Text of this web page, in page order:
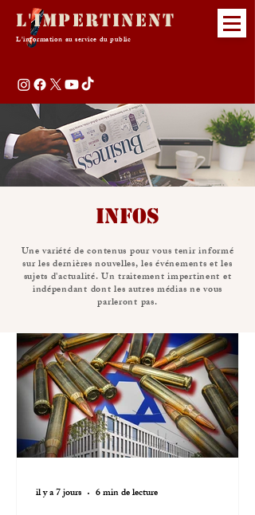
L'Impertinent
L'information au service du public
INFOS
Une variété de contenus pour vous tenir informé
sur les dernières nouvelles, les événements et les
sujets d'actualité. Un traitement impertinent et
indépendant dont les autres médias ne vous
parleront pas.
il y a 7 jours 6 min de lecture